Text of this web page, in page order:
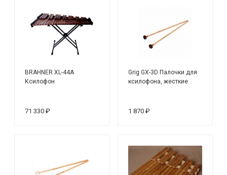
BRAHNER XL-44A
Ксилофон
71 330 ₽
Grig GX-3D Палочки для
ксилофона, жесткие
1 870 ₽